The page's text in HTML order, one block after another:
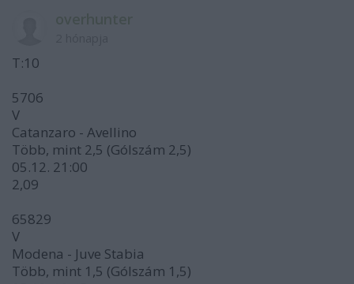
T:10
5706
V
Catanzaro - Avellino
Több, mint 2,5 (Gólszám 2,5)
05.12. 21:00
2,09
65829
V
Modena - Juve Stabia
Több, mint 1,5 (Gólszám 1,5)